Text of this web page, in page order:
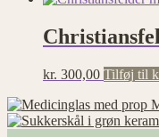
kr. 300,00 Tilføj til